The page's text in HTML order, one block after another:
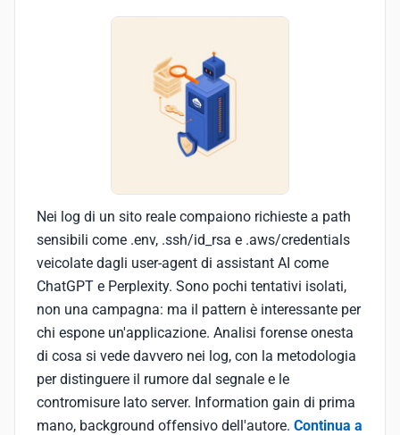
Nei log di un sito reale compaiono richieste a path
sensibili come .env, .ssh/id_rsa e .aws/credentials
veicolate dagli user-agent di assistant AI come
ChatGPT e Perplexity. Sono pochi tentativi isolati,
non una campagna: ma il pattern è interessante per
chi espone un'applicazione. Analisi forense onesta
di cosa si vede davvero nei log, con la metodologia
per distinguere il rumore dal segnale e le
contromisure lato server. Information gain di prima
mano, background offensivo dell'autore. Continua a